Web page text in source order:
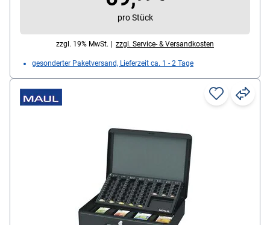
pro Stück
zzgl. 19% MwSt. | zzgl. Service- & Versandkosten
gesonderter Paketversand, Lieferzeit ca. 1 - 2 Tage